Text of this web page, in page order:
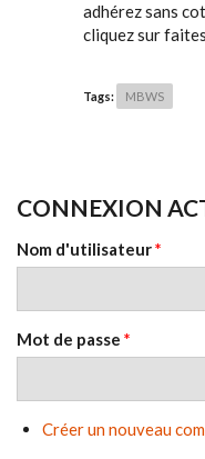
adhérez sans
cliquez sur
Tags: MBWS
CONNEXION
Nom d'utilisateur*
Mot de passe *
Créer un nouveau